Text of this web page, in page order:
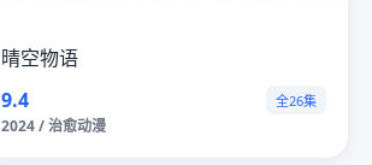
晴空物语
9.4
全26集
2024 / 治愈动漫